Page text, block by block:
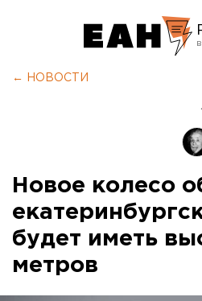
← НОВОСТИ
Новое колесо
будет иметь
метров